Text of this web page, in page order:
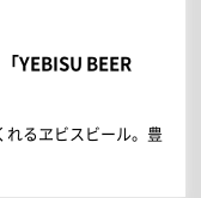
YEBISU BEER
るヱビスビール。豊